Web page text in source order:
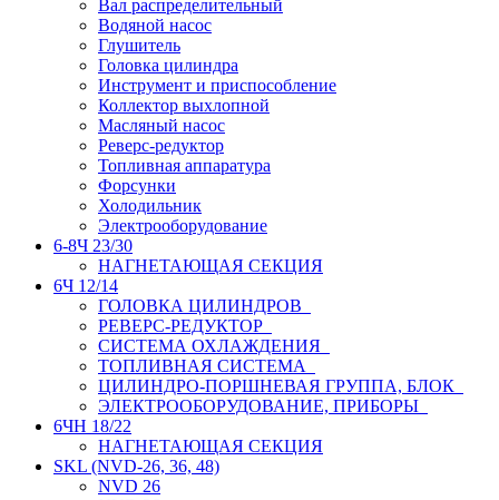
Вал распределительный
Водяной насос
Глушитель
Головка цилиндра
Инструмент и приспособление
Коллектор выхлопной
Масляный насос
Реверс-редуктор
Топливная аппаратура
Форсунки
Холодильник
Электрооборудование
6-8Ч 23/30
НАГНЕТАЮЩАЯ СЕКЦИЯ
6Ч 12/14
ГОЛОВКА ЦИЛИНДРОВ
РЕВЕРС-РЕДУКТОР
СИСТЕМА ОХЛАЖДЕНИЯ
ТОПЛИВНАЯ СИСТЕМА
ЦИЛИНДРО-ПОРШНЕВАЯ ГРУППА, БЛОК
ЭЛЕКТРООБОРУДОВАНИЕ, ПРИБОРЫ
6ЧН 18/22
НАГНЕТАЮЩАЯ СЕКЦИЯ
SKL (NVD-26, 36, 48)
NVD 26